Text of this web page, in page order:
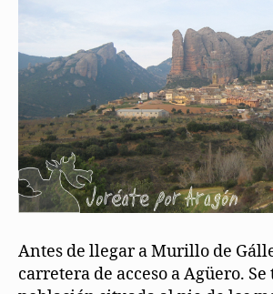
Antes de llegar a Murillo de
carretera de acceso a Agüero.